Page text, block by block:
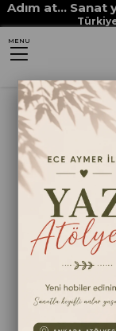
Adım at... Sanat
MENU
Anasayfa HOBİ
BOYUTLU BONCUK BOYA